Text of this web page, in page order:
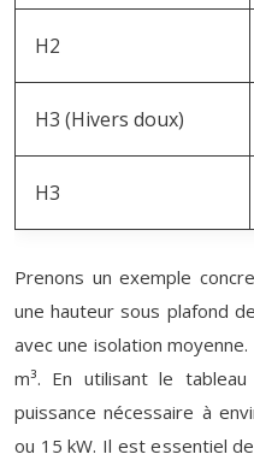
H2
H3 (Hivers doux)
H3
Prenons un exemple
une hauteur sous plafond
avec une isolation
m³. En utilisant le
puissance nécessaire à
ou 15 kW. Il est essentiel